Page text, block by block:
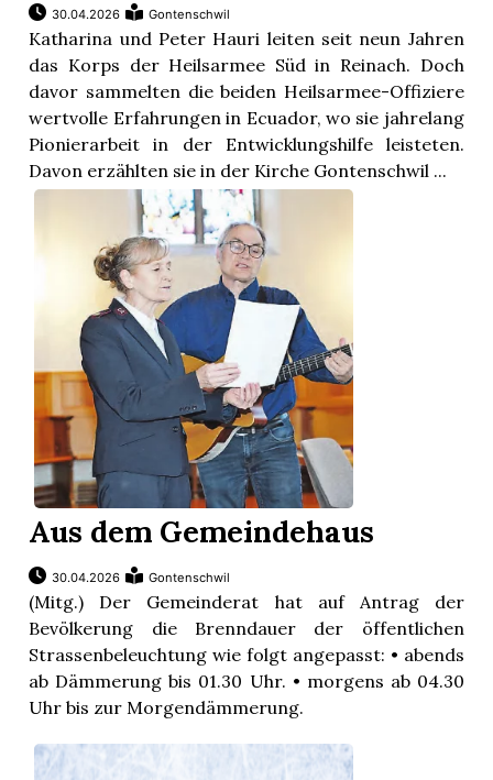
30.04.2026 Gontenschwil
Katharina und Peter Hauri leiten seit neun Jahren
das Korps der Heilsarmee Süd in Reinach. Doch
davor sammelten die beiden Heilsarmee-Offiziere
wertvolle Erfahrungen in Ecuador, wo sie jahrelang
Pionierarbeit in der Entwicklungshilfe leisteten.
Davon erzählten sie in der Kirche Gontenschwil ...
Aus dem Gemeindehaus
30.04.2026 Gontenschwil
(Mitg.) Der Gemeinderat hat auf Antrag der
Bevölkerung die Brenndauer der öffentlichen
Strassenbeleuchtung wie folgt angepasst: • abends
ab Dämmerung bis 01.30 Uhr. • morgens ab 04.30
Uhr bis zur Morgendämmerung.